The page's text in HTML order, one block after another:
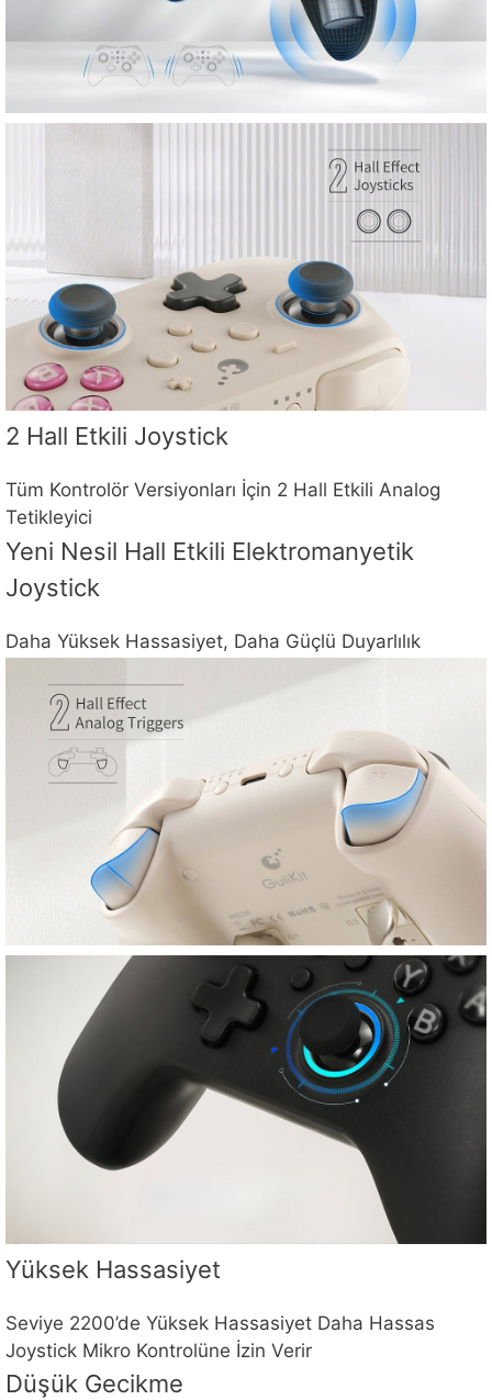
2 Hall Etkili Joystick
Tüm Kontrolör Versiyonları İçin 2 Hall Etkili Analog
Tetikleyici
Yeni Nesil Hall Etkili Elektromanyetik
Joystick
Daha Yüksek Hassasiyet, Daha Güçlü Duyarlılık
Yüksek Hassasiyet
Seviye 2200’de Yüksek Hassasiyet Daha Hassas
Joystick Mikro Kontrolüne İzin Verir
Düşük Gecikme